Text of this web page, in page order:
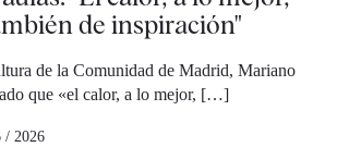
de inspiración"
de la Comunidad de Madrid, Mariano
que «el calor, a lo mejor, […]
/ 2026